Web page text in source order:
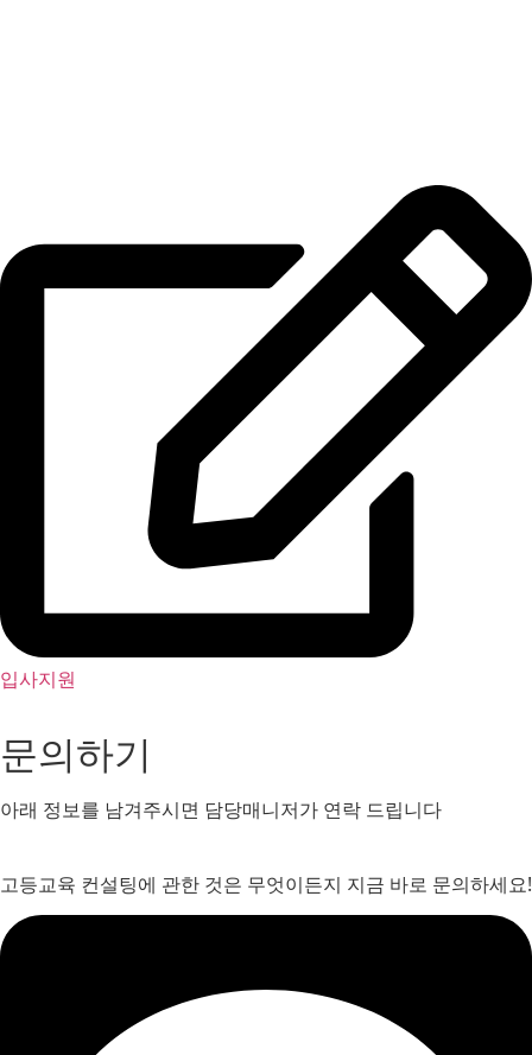
입사지원
문의하기
아래 정보를 남겨주시면 담당매니저가 연락 드립니다
고등교육 컨설팅에 관한 것은 무엇이든지 지금 바로 문의하세요!